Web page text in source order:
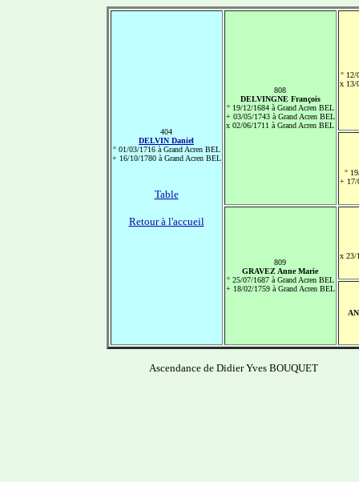
404
DELVIN Daniel
° 01/03/1716 à Grand Acren BEL
+ 16/10/1780 à Grand Acren BEL
Table
Retour à l'accueil
808
DELVINGNE François
° 19/12/1684 à Grand Acren BEL
+ 03/05/1743 à Grand Acren BEL
x 02/06/1711 à Grand Acren BEL
° 12/
x 13/
°
+ 17/
809
GRAVEZ Anne Marie
° 25/07/1687 à Grand Acren BEL
+ 18/02/1759 à Grand Acren BEL
x 23/
Ascendance de Didier Yves BOUQUET